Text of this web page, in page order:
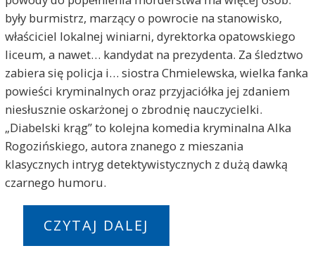
były burmistrz, marzący o powrocie na stanowisko,
właściciel lokalnej winiarni, dyrektorka opatowskiego
liceum, a nawet… kandydat na prezydenta. Za śledztwo
zabiera się policja i… siostra Chmielewska, wielka fanka
powieści kryminalnych oraz przyjaciółka jej zdaniem
niesłusznie oskarżonej o zbrodnię nauczycielki.
„Diabelski krąg” to kolejna komedia kryminalna Alka
Rogozińskiego, autora znanego z mieszania
klasycznych intryg detektywistycznych z dużą dawką
czarnego humoru.
CZYTAJ DALEJ